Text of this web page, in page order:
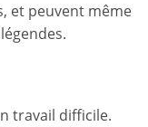
et peuvent même
travail difficile.